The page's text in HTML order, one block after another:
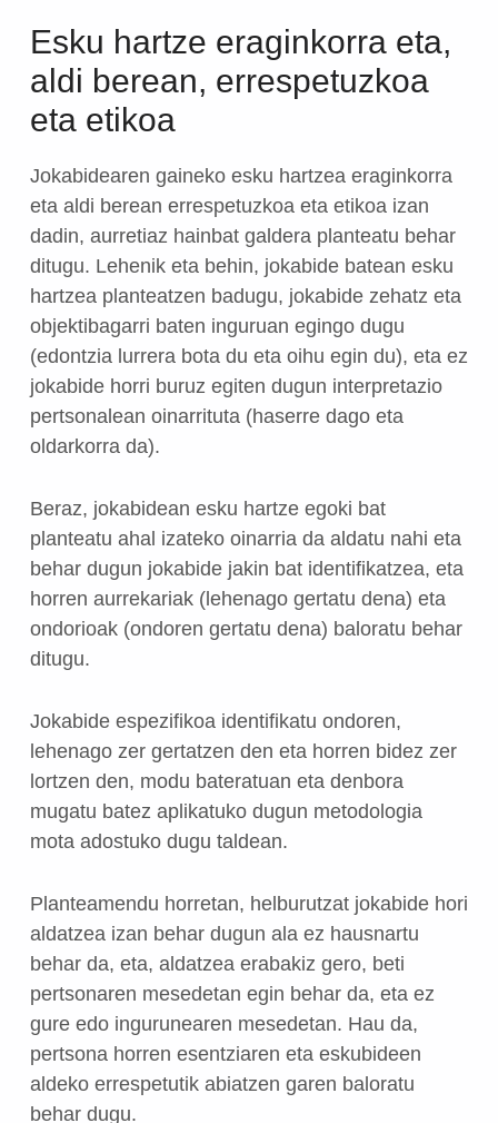
Esku hartze eraginkorra eta,
aldi berean, errespetuzkoa
eta etikoa
Jokabidearen gaineko esku hartzea eraginkorra
eta aldi berean errespetuzkoa eta etikoa izan
dadin, aurretiaz hainbat galdera planteatu behar
ditugu. Lehenik eta behin, jokabide batean esku
hartzea planteatzen badugu, jokabide zehatz eta
objektibagarri baten inguruan egingo dugu
(edontzia lurrera bota du eta oihu egin du), eta ez
jokabide horri buruz egiten dugun interpretazio
pertsonalean oinarrituta (haserre dago eta
oldarkorra da).
Beraz, jokabidean esku hartze egoki bat
planteatu ahal izateko oinarria da aldatu nahi eta
behar dugun jokabide jakin bat identifikatzea, eta
horren aurrekariak (lehenago gertatu dena) eta
ondorioak (ondoren gertatu dena) baloratu behar
ditugu.
Jokabide espezifikoa identifikatu ondoren,
lehenago zer gertatzen den eta horren bidez zer
lortzen den, modu bateratuan eta denbora
mugatu batez aplikatuko dugun metodologia
mota adostuko dugu taldean.
Planteamendu horretan, helburutzat jokabide hori
aldatzea izan behar dugun ala ez hausnartu
behar da, eta, aldatzea erabakiz gero, beti
pertsonaren mesedetan egin behar da, eta ez
gure edo ingurunearen mesedetan. Hau da,
pertsona horren esentziaren eta eskubideen
aldeko errespetutik abiatzen garen baloratu
behar dugu.